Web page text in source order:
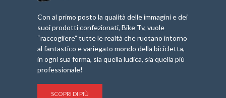
Con al primo posto la qualità delle immagini e dei
suoi prodotti confezionati, Bike Tv, vuole
“raccogliere” tutte le realtà che ruotano intorno
al fantastico e variegato mondo della bicicletta,
in ogni sua forma, sia quella ludica, sia quella più
professionale!
SCOPRI DI PIÙ